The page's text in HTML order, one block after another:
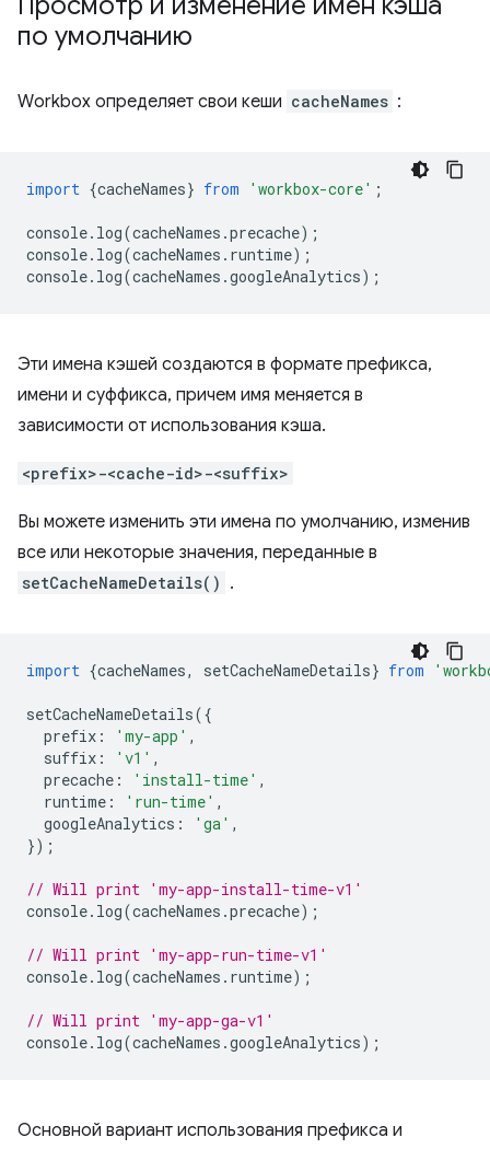
по умолчанию
Workbox определяет свои кеши cacheNames :
import {cacheNames} from 'workbox-core' ;
console. log(cacheNames .precache);
console. log(cacheNames . runtime);
console. log(cacheNames .googleAnalytics);
Эти имена кэшей создаются в формате префикса,
имени и суффикса, причем имя меняется в
зависимости от использования кэша.
<prefix>-<cache-id>-<suffix>
Вы можете изменить эти имена по умолчанию, изменив
все или некоторые значения, переданные в
setCacheNameDetails() .
import {cacheNames, setCacheNameDetails} from
setCacheNameDetails({
prefix : 'my-app' ,
suffix : 'v1' ,
precache : 'install-time' ,
runtime : 'run-time' ,
googleAnalytics : 'ga' ,
});
// Will print 'my-app-install-time-v1'
console. log(cacheNames .precache);
// Will print 'my-app-run-time-v1'
console. log(cacheNames . runtime);
// Will print 'my-app-ga-v1'
console. log(cacheNames .googleAnalytics);
Основной вариант использования префикса и